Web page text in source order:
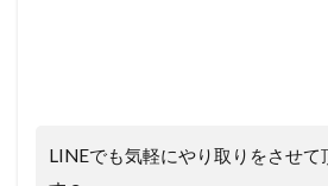
LINEでも気軽にやり取りをさせて